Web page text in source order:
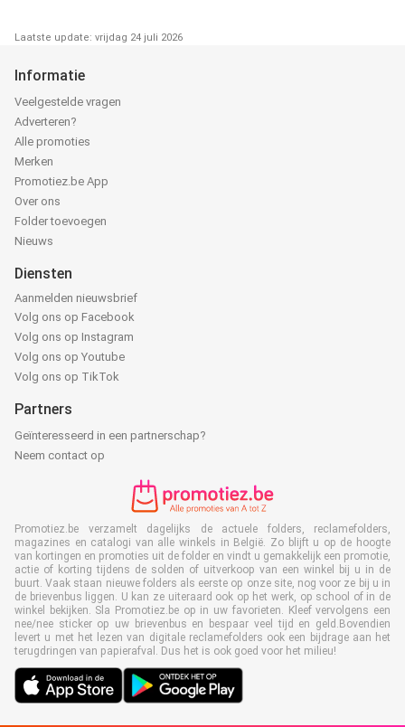
Laatste update: vrijdag 24 juli 2026
Informatie
Veelgestelde vragen
Adverteren?
Alle promoties
Merken
Promotiez.be App
Over ons
Folder toevoegen
Nieuws
Diensten
Aanmelden nieuwsbrief
Volg ons op Facebook
Volg ons op Instagram
Volg ons op Youtube
Volg ons op TikTok
Partners
Geïnteresseerd in een partnerschap?
Neem contact op
Promotiez.be verzamelt dagelijks de actuele folders, reclamefolders,
magazines en catalogi van alle winkels in België. Zo blijft u op de hoogte
van kortingen en promoties uit de folder en vindt u gemakkelijk een promotie,
actie of korting tijdens de solden of uitverkoop van een winkel bij u in de
buurt. Vaak staan nieuwe folders als eerste op onze site, nog voor ze bij u in
de brievenbus liggen. U kan ze uiteraard ook op het werk, op school of in de
winkel bekijken. Sla Promotiez.be op in uw favorieten. Kleef vervolgens een
nee/nee sticker op uw brievenbus en bespaar veel tijd en geld.Bovendien
levert u met het lezen van digitale reclamefolders ook een bijdrage aan het
terugdringen van papierafval. Dus het is ook goed voor het milieu!